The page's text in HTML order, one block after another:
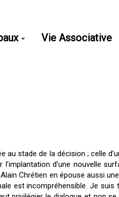
Vie Associative
stade de la décision ; celle
d’une nouvelle
Chrétien en épouse aussi
est incompréhensible. Je suis